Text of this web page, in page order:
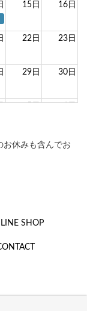
15日 16日
22日 23日
29日 30日
休みも含んでお
SHOP